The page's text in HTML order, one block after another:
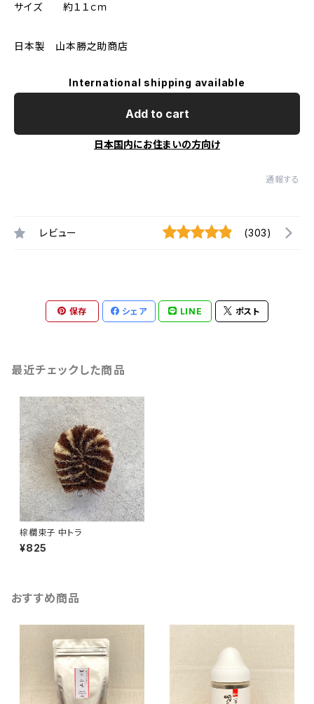
サイズ 約１１ｃｍ
日本製 山本勝之助商店
International shipping available
Add to cart
日本国内にお住まいの方向け
通報する
レビュー (303)
保存 シェア LINE ポスト
最近チェックした商品
棕櫚束子 中トラ
¥825
おすすめ商品